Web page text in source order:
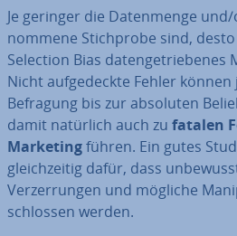
Je geringer die Da­ten­men­ge
nom­me­ne Stich­pro­be sind,
Selection Bias da­ten­ge­trie­be­nes
Nicht auf­ge­deck­te Fehler
Befragung bis zur absoluten
damit natürlich auch zu fatalen
Marketingführen. Ein gutes
gleich­zei­tig dafür, dass
Ver­zer­run­gen und mögliche
schlos­sen werden.